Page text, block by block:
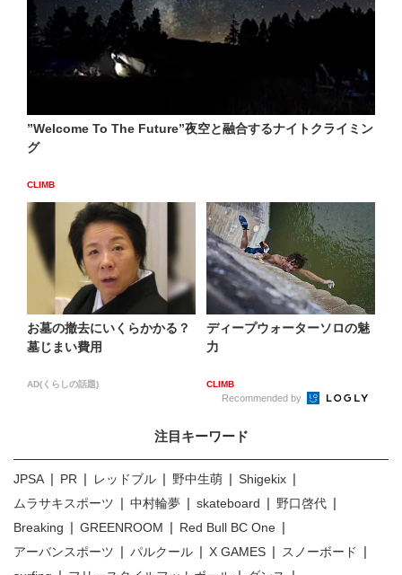
”Welcome To The Future”夜空と融合するナイトクライミン
グ
CLIMB
お墓の撤去にいくらかかる？
墓じまい費用
AD(くらしの話題)
ディープウォーターソロの魅
力
CLIMB
Recommended by
注目キーワード
JPSA PR レッドブル 野中生萌
Shigekix
ムラサキスポーツ
中村輪夢 skateboard
野口啓代
Breaking
GREENROOM
Red Bull BC One
アーバンスポーツ
パルクール X GAMES
スノーボード